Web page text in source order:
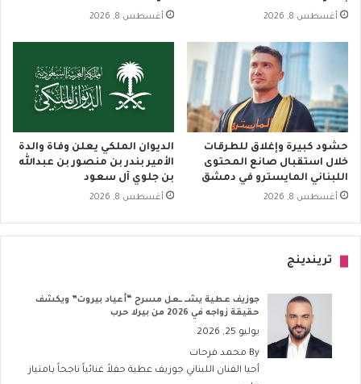
أغسطس 8, 2026 أغسطس 8, 2026
حشود كبيرة وإغلاق للطرقات
خلال استقبال صانع المحتوى
اللبناني المايسترو في دمشق
أغسطس 8, 2026
الديوان الملكي يعلن وفاة والدة
الأمير بندر بن منصور بن عبدالله
بن جلوي آل سعود
أغسطس 8, 2026
تريندينج
جوزيف عطية يشــ ــعل مسرح “أعياد بيروت” ويكشف
حقيقة زواجه في 2026 من بيرلا حرب
يوليو 25, 2026
By محمد فرحات
أحيا الفنان اللبناني جوزيف عطية حفلاً غنائياً ناجحاً بامتياز